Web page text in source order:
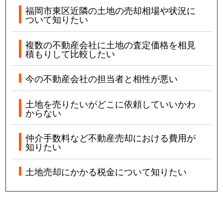
福岡市東区近隣の土地の売却相場や状況に
ついて知りたい
複数の不動産会社に土地の査定価格を相見
積もりして比較したい
今の不動産会社の担当者と相性が悪い
土地を売りたいがどこに依頼していいかわ
からない
仲介手数料など不動産売却における費用が
知りたい
土地売却にかかる税金について知りたい